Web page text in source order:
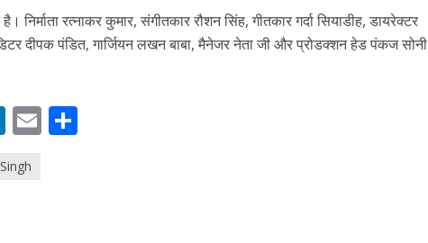
निर्माता रत्नाकर कुमार, संगीतकार रौशन सिंह, गीतकार गर्दा सियाडीह, डायरेक्टर
दीपक पंडित, गार्जियन लखन बाबा, मैनेजर नेता जी और प्रोडक्शन हेड पंकज सोनी
Li
k
E